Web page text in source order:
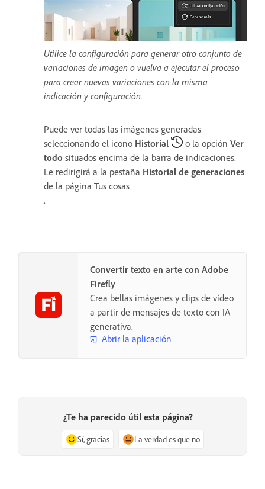
Utilice la configuración para generar otro conjunto de
variaciones de imagen o vuelva a ejecutar el proceso
para crear nuevas variaciones con la misma
indicación y configuración.
Puede ver todas las imágenes generadas
seleccionando el icono Historial o la opción Ver
todo situados encima de la barra de indicaciones.
Le redirigirá a la pestaña Historial de generaciones
de la página Tus cosas
.
Convertir texto en arte con Adobe
Firefly
Crea bellas imágenes y clips de vídeo
a partir de mensajes de texto con IA
generativa.
Abrir la aplicación
¿Te ha parecido útil esta página?
Sí, gracias La verdad es que no